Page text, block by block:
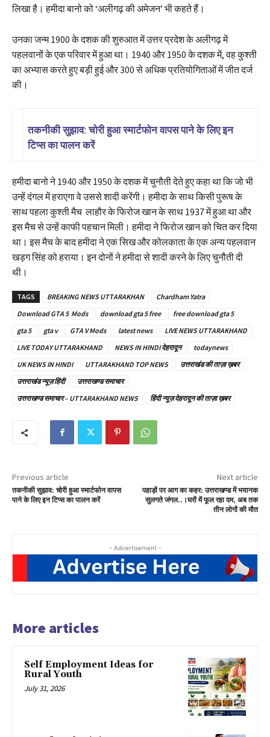
लिखा है। हमीदा बानो को ‘अलीगढ़ की अमेजन’ भी कहते हैं।
उनका जन्म 1900 के दशक की शुरुआत में उत्तर प्रदेश के अलीगढ़ में
पहलवानों के एक परिवार में हुआ था। 1940 और 1950 के दशक में, वह कुश्ती
का अभ्यास करते हुए बड़ी हुई और 300 से अधिक प्रतियोगिताओं में जीत दर्ज
की।
l
e
c
t
त
क
नी
सु
झा
व
:
आ
र्ट
वा
प
के
ए
टि
का
तकनीकी सुझाव: चोरी हुआ स्मार्टफोन वापस पाने के लिए इन
टिप्स का पालन करें
हमीदा बानो ने 1940 और 1950 के दशक में चुनौती देते हुए कहा था कि जो भी
उन्हें दंगल में हराएगा वे उससे शादी करेंगी। हमीदा के साथ किसी पुरूष के
साथ पहला कुश्ती मैच लाहौर के फिरोज खान के साथ 1937 में हुआ था और
इस मैच से उन्हें काफी पहचान मिली। हमीदा ने फिरोज खान को चित कर दिया
था। इस मैच के बाद हमीदा ने एक सिख और कोलकाता के एक अन्य पहलवान
खड़ग सिंह को हराया। इन दोनों ने हमीदा से शादी करने के लिए चुनौती दी
थी।
TAGS BREAKING NEWS UTTARAKHAN
Chardham Yatra
Download GTA 5 Mods
download gta 5 free
free download gta 5
gta 5
gta v GTA V Mods latest news
LIVE NEWS UTTARAKHAND
LIVE TODAY UTTARAKHAND
NEWS IN HINDI देहरादून
todaynews
UK NEWS IN HINDI
UTTARAKHAND TOP NEWS
उत्तराखंड की ताज़ा ख़बर
उत्तराखंड न्यूज़ हिंदी
उत्तराखण्ड समाचार
उत्तराखण्ड समाचार – UTTARAKHAND NEWS
हिंदी न्यूज़ देहरादून की ताज़ा ख़बर
Previous article
तकनीकी सुझाव: चोरी हुआ स्मार्टफोन वापस
पाने के लिए इन टिप्स का पालन करें
Next article
पहाड़ों पर आग का कहर: उत्तराखण्ड में भयानक
सुलगते जंगल..।घरों में फूल रहा दम, अब तक
तीन लोगों की मौत
- Advertisement -
More articles
Self Employment Ideas for
Rural Youth
July 31, 2026